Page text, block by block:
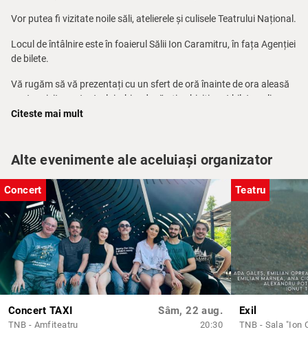
Vor putea fi vizitate noile săli, atelierele și culisele Teatrului Național.
Locul de întâlnire este în foaierul Sălii Ion Caramitru, în fața Agenției
de bilete.
Vă rugăm să vă prezentați cu un sfert de oră înainte de ora aleasă
pentru vizitarea teatrului, chiar dacă ați achiziționat bilete online.
Pe baza unei solicitări telefonice prealabile între orele 10.00 – 14.00
la nr. 0744 633 188 (dl. Ionuț Corpaci) poate fi programat un tur
ghidat în limba engleză.
Citeste mai mult
Alte evenimente ale aceluiași organizator
Concert
Concert TAXI
TNB - Amfiteatru
Sâm, 22 aug.
20:30
Teatru
Exil
TNB - Sala "Ion